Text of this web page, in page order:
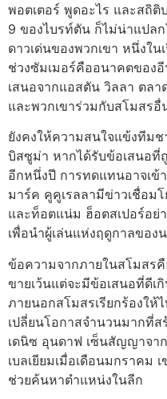
พอตเตอร์ พูดอะไร และสถิติ
9 ของไบรท์ตัน ก็ไม่น่าแปลก
ดาวเด่นของพวกเขา หนึ่งใน
ช่วงซัมเมอร์คืออนาคตของ
เสนอจากแอสตัน วิลลา ตลา
และพวกเขาร่วมกับสโมสรอื่
ยังคงให้ความสนใจแข้งทีม
บิสซูม่า หากได้รับข้อเสนอ
อีกหนึ่งปี การทดแทนอาจเข้
มาร์ค คูคูเรลลามีข่าวเชื่อม
และท็อตแน่ม ฮ็อตสเปอร์อย่
เพื่อนำผู้เล่นแห่งฤดูกาลของ
ข้อความจากภายในสโมสร
ขายเว้นแต่จะมีข้อเสนอที่ดีเ
ภายนอกสโมสรเรียกร้องใ
เปลี่ยนโอกาสจำนวนมากที่ส
เดนิซ อุนดาฟ เซ็นสัญญาจา
เบลเยียมเมื่อเดือนมกราคม
ช่วยค้นหาตำแหน่งในลีก